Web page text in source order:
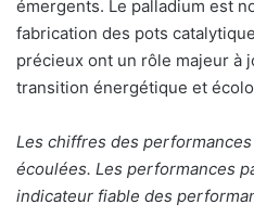
émergents. Le palladium est
fabrication des pots
précieux ont un rôle majeur à
transition énergétique et
Les chiffres des
écoulées. Les performances
indicateur fiable des